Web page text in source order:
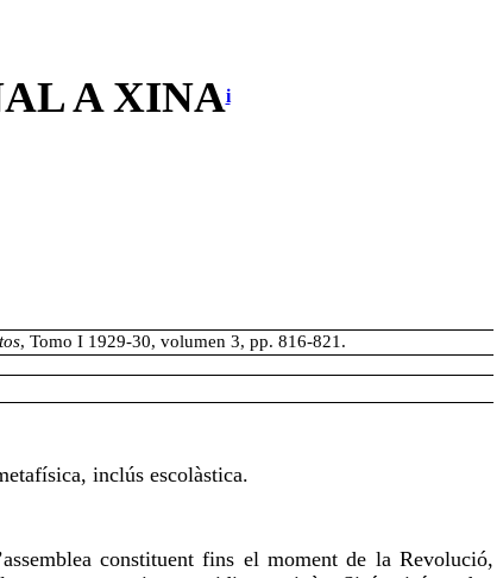
A XINAi
, Tomo I 1929-30, volumen 3, pp. 816-821.
inclús escolàstica.
constituent fins el moment de la Revolució,